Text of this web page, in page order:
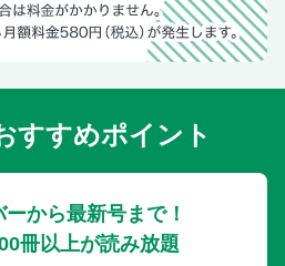
すすめポイント
から最新号まで！
冊以上が読み放題